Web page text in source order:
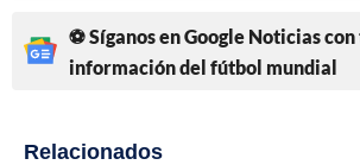
⚽ Síganos en Google Noticias
información del fútbol mundial
Relacionados